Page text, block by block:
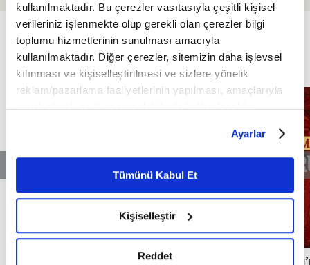
kullanılmaktadır. Bu çerezler vasıtasıyla çeşitli kişisel
verileriniz işlenmekte olup gerekli olan çerezler bilgi
toplumu hizmetlerinin sunulması amacıyla
kullanılmaktadır. Diğer çerezler, sitemizin daha işlevsel
kılınması ve kişiselleştirilmesi ve sizlere yönelik
reklam/pazarlama faaliyetlerinin yapılması, amaçlarıyla
sınırlı olarak açık rızanız dahilinde kullanılacaktır.
belirleyebilirsiniz. Çerezlere ilişkin detaylı bilgi için
Ayarlar butonuna tıklayabilir,Çerez Bilgilendirme
Metnimizi ziyaret edebilirsiniz.
6698 sayılı Kişisel Verilerin Korunması Kanunu uyarınca
okumak ve sitemizi ziyaretiniz kapsamında
gerçekleştirilen veri işleme faaliyetleri ile ilgili daha
detaylı bilgi almak için lütfentıklayınız.
Ayarlar
Tümünü Kabul Et
Kişiselleştir
Reddet
FİKRİYAT ÖZEL
ÖZEL